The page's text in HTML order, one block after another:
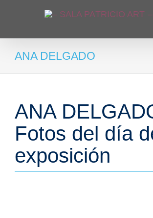
ANA DELGADO
ANA
Fotos del día
exposición